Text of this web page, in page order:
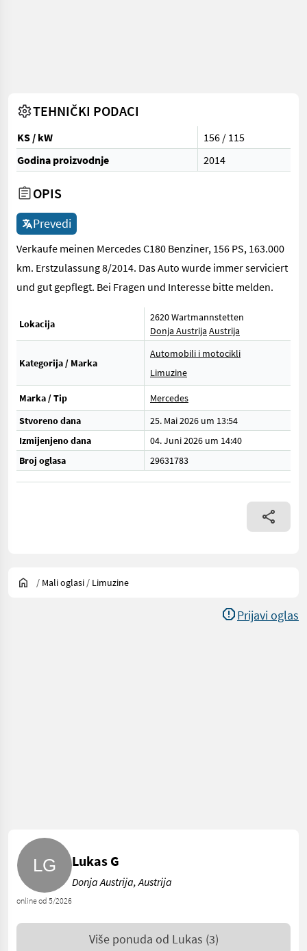
TEHNIČKI PODACI
KS / kW
156 / 115
Godina proizvodnje
2014
OPIS
Prevedi
Verkaufe meinen Mercedes C180 Benziner, 156 PS, 163.000
km. Erstzulassung 8/2014. Das Auto wurde immer serviciert
und gut gepflegt. Bei Fragen und Interesse bitte melden.
Lokacija
2620 Wartmannstetten
Donja Austrija Austrija
Kategorija / Marka
Automobili i motocikli
Limuzine
Marka / Tip
Mercedes
Stvoreno dana
25. Mai 2026 um 13:54
Izmijenjeno dana
04. Juni 2026 um 14:40
Broj oglasa
29631783
/ Mali oglasi / Limuzine
Prijavi oglas
online od 5/2026
Lukas G
Donja Austrija, Austrija
Više ponuda od Lukas (3)